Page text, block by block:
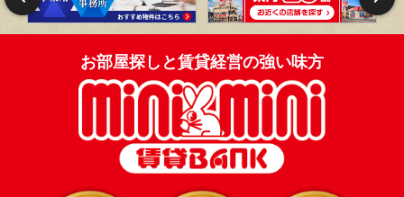
お部屋探しと賃貸経営の強い味方